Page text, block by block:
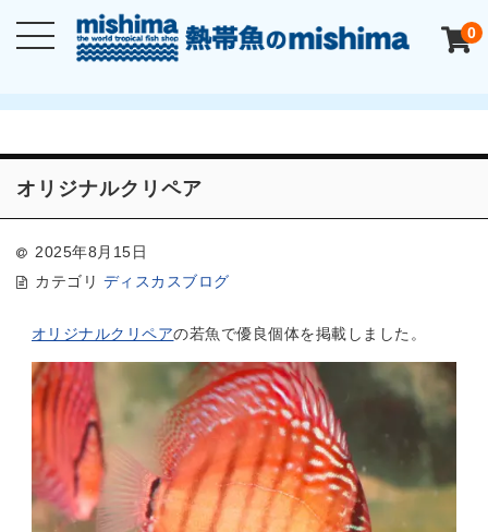
0
オリジナルクリペア
2025年8月15日
カテゴリ ディスカスブログ
オリジナルクリペアの若魚で優良個体を掲載しました。